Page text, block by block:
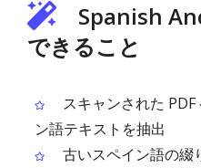
Spanish
できること
スキャンされた
ン語テキストを抽出
古いスペイン語の綴